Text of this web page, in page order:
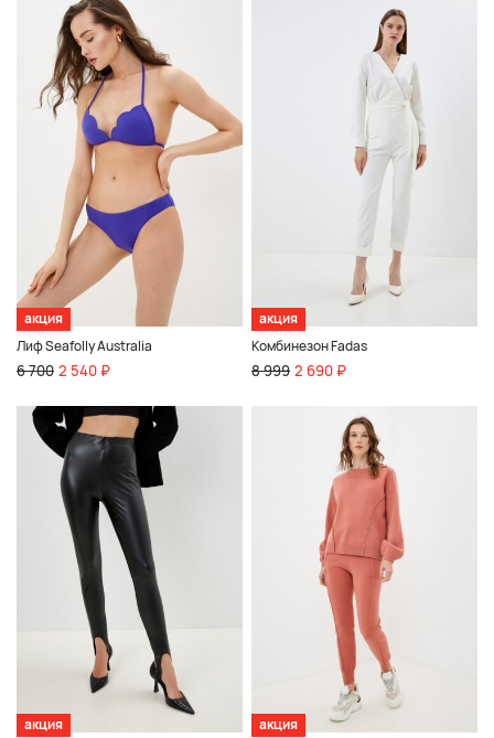
акция
Лиф Seafolly Australia
6 700 2 540 ₽
акция
Комбинезон Fadas
8 999 2 690 ₽
акция
акция